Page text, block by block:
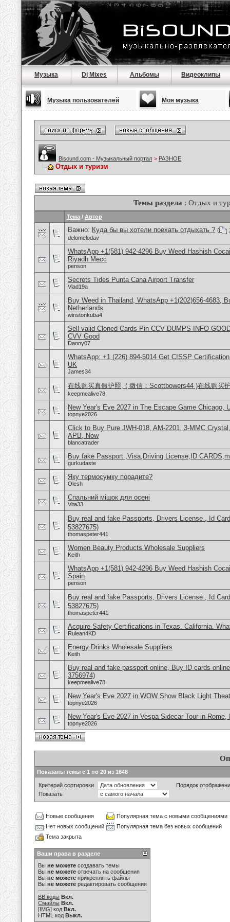
Музыка Dj Mixes Альбомы Видеоклипы
Музыка пользователей Моя музыка
Bisound.com - Музыкальный портал > РАЗНОЕ
Отдых и туризм
Темы раздела : Отдых и
Тема / Автор
Важно: Куда бы вы хотели поехать отдыхать ? (
delomelodav
WhatsApp +1(581) 942-4296 Buy Weed Hashish
Riyadh Mecc
penson
Secrets Tides Punta Cana Airport Transfer
Vlad19a
Buy Weed in Thailand, WhatsApp +1(202)656-4683,
Netherlands
winstonkuba4
Sell valid Cloned Cards Pin CCV DUMPS INFO
CVV Good
Danny07
WhatsApp: +1 (226) 894-5014​ Get CISSP
UK
James34
在线购买真假护照, ( 微信：Scottbowers44 )在线购买
keepmealive78
New Year's Eve 2027 in The Escape Game Chicago,
topnye2026
Click to Buy Pure JWH-018, AM-2201, 3-MMC
APB, Now
blancatrader
Buy fake Passport ,Visa,Driving License,ID
gurkudaste
Яку термосумку порадите?
Olesh
Спальний мішок для осені
Vita33
Buy real and fake Passports, Drivers License , Id
53827675)
thomaspeter441
Women Beauty Products Wholesale Suppliers
Keith
WhatsApp +1(581) 942-4296 Buy Weed Hashish
Spain
penson
Buy real and fake Passports, Drivers License , Id
53827675)
thomaspeter441
Acquire Safety Certifications in Texas. California.
Rulean4KD
Energy Drinks Wholesale Suppliers
Keith
Buy real and fake passport online, Buy ID cards
3756974)
keepmealive78
New Year's Eve 2027 in WOW Show Black Light
topnye2026
New Year's Eve 2027 in Vespa Sidecar Tour in Rome,
topnye2026
Показаны темы с 1 по 20 из 1648
Критерий сортировки
Порядок
Показать
Новые сообщения
Популярная тема с новыми сообщениями
Нет новых сообщений
Популярная тема без новых сообщений
Тема закрыта
Ваши права в разделе
Вы не можете создавать темы
Вы не можете отвечать на сообщения
Вы не можете прикреплять файлы
Вы не можете редактировать сообщения
BB коды Вкл.
Смайлы Вкл.
[IMG] код Вкл.
HTML код Выкл.